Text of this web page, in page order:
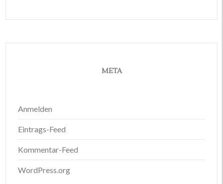
META
Anmelden
Eintrags-Feed
Kommentar-Feed
WordPress.org